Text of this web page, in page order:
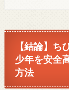
【結論】
少年を安全
方法